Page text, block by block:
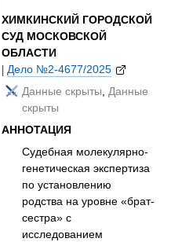
ХИМКИНСКИЙ ГОРОДСКОЙ
СУД МОСКОВСКОЙ
ОБЛАСТИ
|Дело №2-4677/2025
Данные скрыты,Данные
скрыты
АННОТАЦИЯ
Судебная молекулярно-
генетическая экспертиза
по установлению
родства на уровне «брат-
сестра» с
исследованием